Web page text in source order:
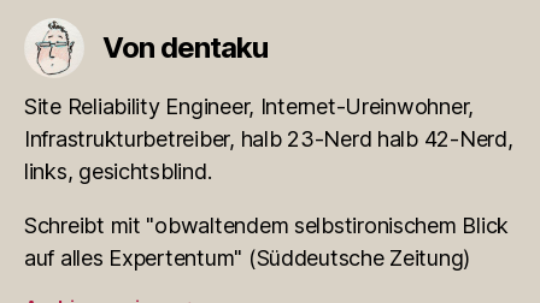
Von dentaku
Site Reliability Engineer, Internet-Ureinwohner,
Infrastrukturbetreiber, halb 23-Nerd halb 42-Nerd,
links, gesichtsblind.
Schreibt mit "obwaltendem selbstironischem Blick
auf alles Expertentum" (Süddeutsche Zeitung)